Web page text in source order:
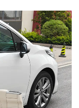
να μπαίνει και να
την τροποποίηση του...